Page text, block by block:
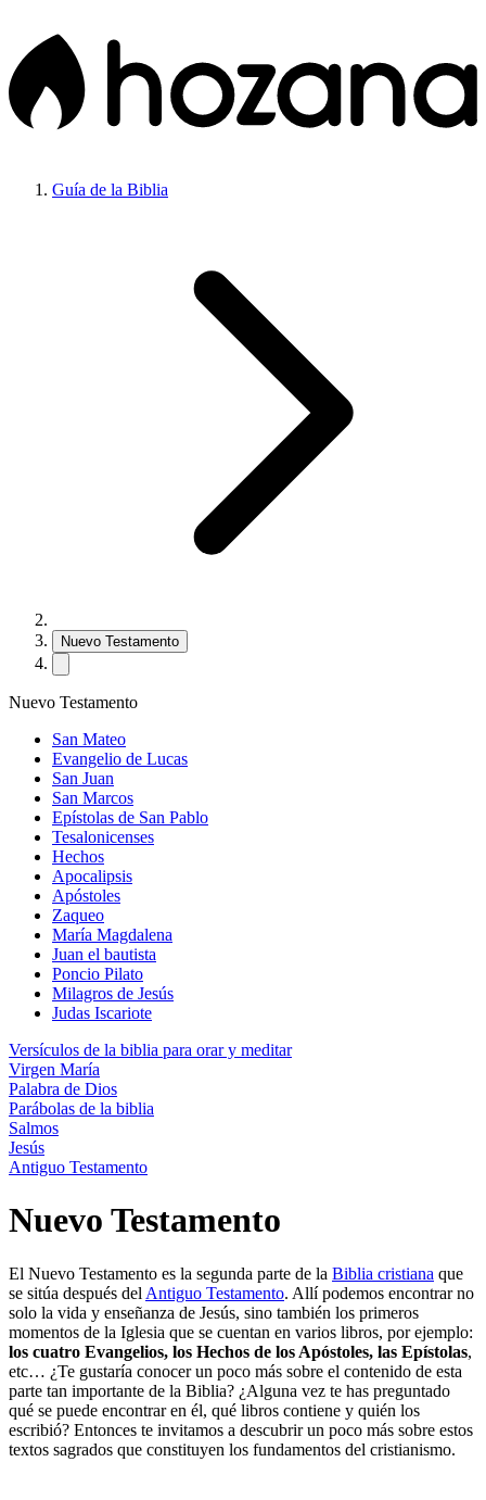
Guía de la Biblia
Nuevo Testamento
Nuevo Testamento
San Mateo
Evangelio de Lucas
San Juan
San Marcos
Epístolas de San Pablo
Tesalonicenses
Hechos
Apocalipsis
Apóstoles
Zaqueo
María Magdalena
Juan el bautista
Poncio Pilato
Milagros de Jesús
Judas Iscariote
Versículos de la biblia para orar y meditar
Virgen María
Palabra de Dios
Parábolas de la biblia
Salmos
Jesús
Antiguo Testamento
Nuevo Testamento
El Nuevo Testamento es la segunda parte de la Biblia cristiana que
se sitúa después del Antiguo Testamento. Allí podemos encontrar no
solo la vida y enseñanza de Jesús, sino también los primeros
momentos de la Iglesia que se cuentan en varios libros, por ejemplo:
los cuatro Evangelios, los Hechos de los Apóstoles, las Epístolas,
etc… ¿Te gustaría conocer un poco más sobre el contenido de esta
parte tan importante de la Biblia? ¿Alguna vez te has preguntado
qué se puede encontrar en él, qué libros contiene y quién los
escribió? Entonces te invitamos a descubrir un poco más sobre estos
textos sagrados que constituyen los fundamentos del cristianismo.